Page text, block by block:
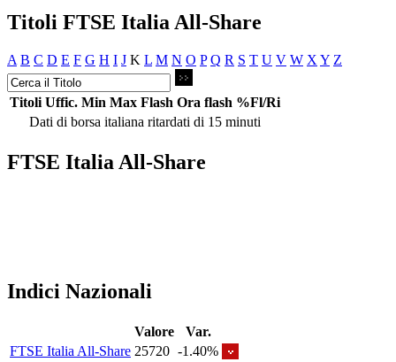
Titoli FTSE Italia All-Share
A B C D E F G H I J K L M N O P Q R S T U V W X Y Z
Titoli Uffic. Min Max Flash Ora flash %Fl/Ri
Dati di borsa italiana ritardati di 15 minuti
FTSE Italia All-Share
Indici Nazionali
Valore
Var.
FTSE Italia All-Share 25720 -1.40%